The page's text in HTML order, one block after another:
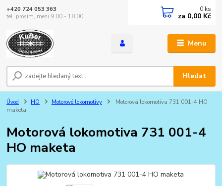
Menu
Hledat
+420 724 053 363
tel. prosím, mezi 9.00 - 18.00
0 ks
za 0,00 Kč
Úvod HO Motorové lokomotivy
Motorová lokomotiva 731 001-4 HO
maketa
Motorová lokomotiva 731 001-4
HO maketa